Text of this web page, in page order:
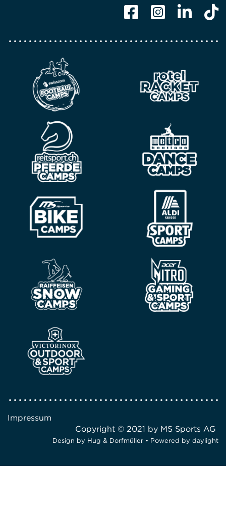
Impressum
Copyright © 2021 by MS Sports AG
Design by Hug & Dorfmüller • Powered by daylight